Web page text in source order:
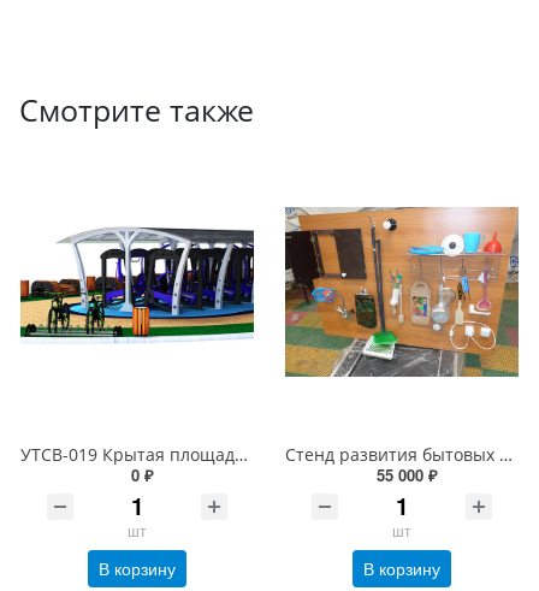
Смотрите также
УТСВ-019 Крытая площадка для 17 тренажеров серии УТСВ
0 ₽
шт
В корзину
Стенд развития бытовых навыков и мелкой моторики
55 000 ₽
шт
В корзину